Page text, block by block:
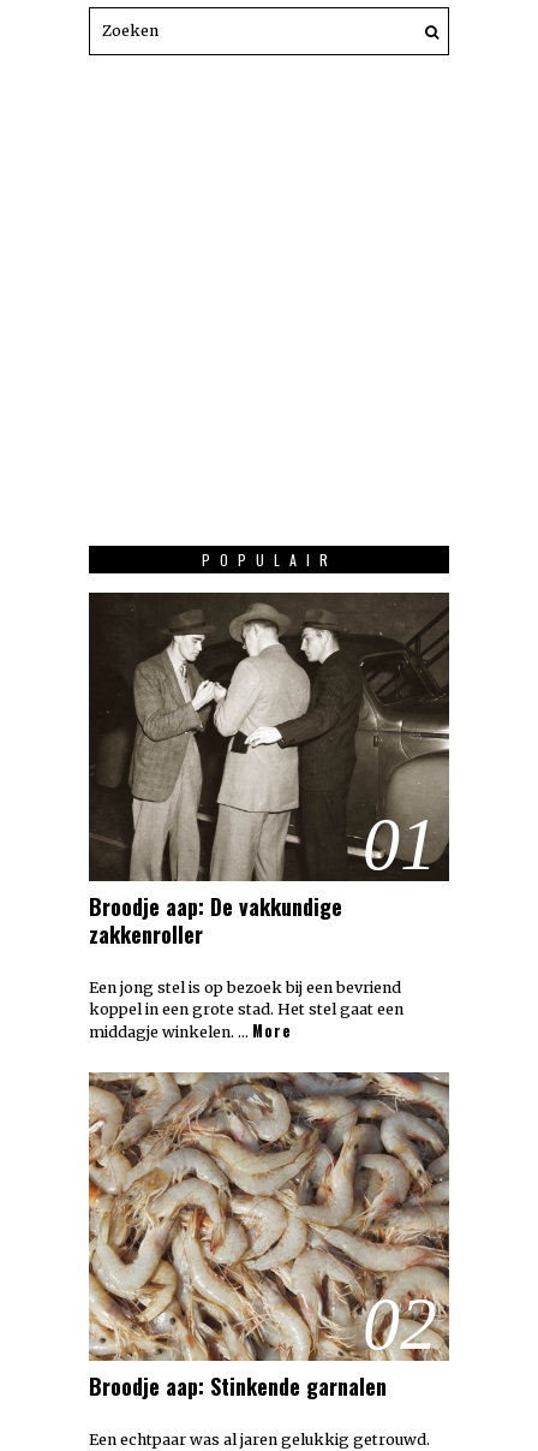
POPULAIR
01
Broodje aap: De vakkundige
zakkenroller
Een jong stel is op bezoek bij een bevriend
koppel in een grote stad. Het stel gaat een
middagje winkelen. … More
02
Broodje aap: Stinkende garnalen
Een echtpaar was al jaren gelukkig getrouwd.